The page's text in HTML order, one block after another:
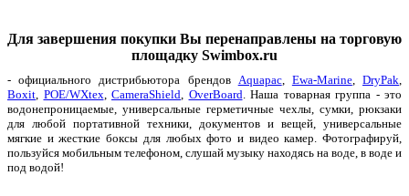
Для завершения покупки Вы перенаправлены на торговую
площадку Swimbox.ru
- официального дистрибьютора брендов Aquapac, Ewa-Marine,DryPak,
Boxit, POE/WXtex, CameraShield, OverBoard. Наша товарная группа - это
водонепроницаемые, универсальные герметичные чехлы, сумки, рюкзаки
для любой портативной техники, документов и вещей, универсальные
мягкие и жесткие боксы для любых фото и видео камер. Фотографируй,
пользуйся мобильным телефоном, слушай музыку находясь на воде, в воде и
под водой!